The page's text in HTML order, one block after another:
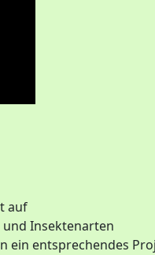
auf
und Insektenarten
ein entsprechendes